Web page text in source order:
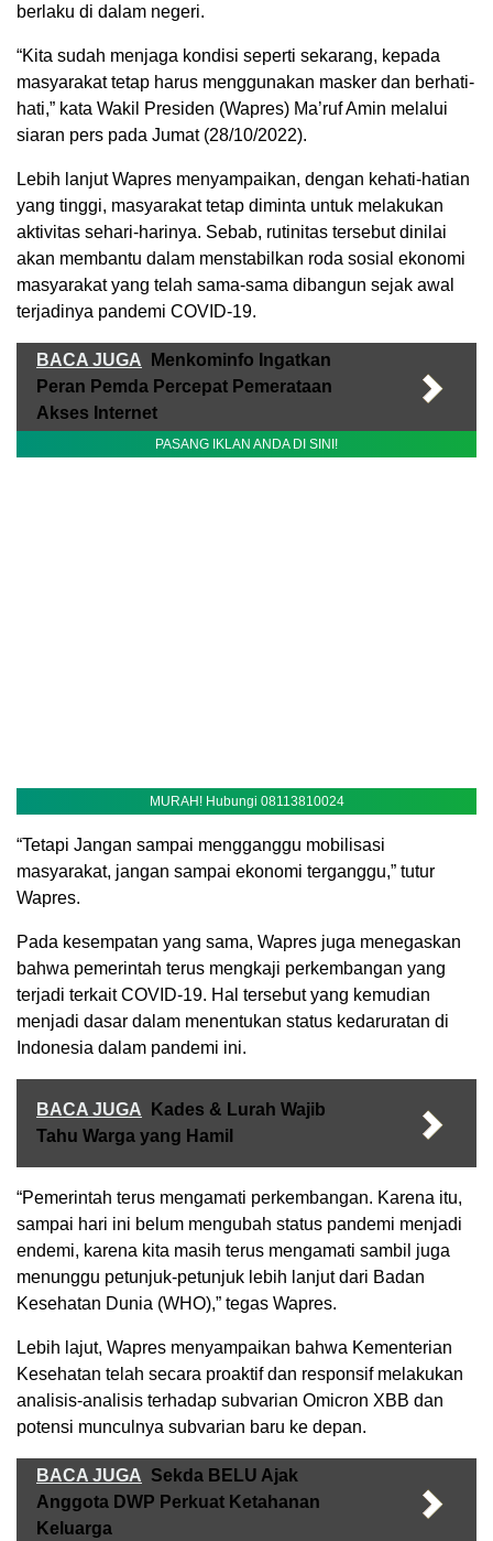
berlaku di dalam negeri.
“Kita sudah menjaga kondisi seperti sekarang, kepada
masyarakat tetap harus menggunakan masker dan berhati-
hati,” kata Wakil Presiden (Wapres) Ma’ruf Amin melalui
siaran pers pada Jumat (28/10/2022).
Lebih lanjut Wapres menyampaikan, dengan kehati-hatian
yang tinggi, masyarakat tetap diminta untuk melakukan
aktivitas sehari-harinya. Sebab, rutinitas tersebut dinilai
akan membantu dalam menstabilkan roda sosial ekonomi
masyarakat yang telah sama-sama dibangun sejak awal
terjadinya pandemi COVID-19.
BACA JUGA
Menkominfo Ingatkan
Peran Pemda Percepat Pemerataan
Akses Internet
PASANG IKLAN ANDA DI SINI!
MURAH! Hubungi 08113810024
“Tetapi Jangan sampai mengganggu mobilisasi
masyarakat, jangan sampai ekonomi terganggu,” tutur
Wapres.
Pada kesempatan yang sama, Wapres juga menegaskan
bahwa pemerintah terus mengkaji perkembangan yang
terjadi terkait COVID-19. Hal tersebut yang kemudian
menjadi dasar dalam menentukan status kedaruratan di
Indonesia dalam pandemi ini.
BACA JUGA
Kades & Lurah Wajib
Tahu Warga yang Hamil
“Pemerintah terus mengamati perkembangan. Karena itu,
sampai hari ini belum mengubah status pandemi menjadi
endemi, karena kita masih terus mengamati sambil juga
menunggu petunjuk-petunjuk lebih lanjut dari Badan
Kesehatan Dunia (WHO),” tegas Wapres.
Lebih lajut, Wapres menyampaikan bahwa Kementerian
Kesehatan telah secara proaktif dan responsif melakukan
analisis-analisis terhadap subvarian Omicron XBB dan
potensi munculnya subvarian baru ke depan.
BACA JUGA Sekda BELU Ajak
Anggota DWP Perkuat Ketahanan
Keluarga